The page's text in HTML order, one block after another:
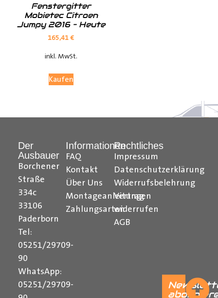
Kontaktieren Sie uns per E-Mail unter shop@der-
auch auf unserem YouTube Kanal einfach und
Ihr Team von Der Ausbauer
Fenstergitter
Mobietec Citroen
Jumpy 2016 – Heute
165,41€
inkl. MwSt.
Kaufen
Der
Ausbauer
Borchener
Straße
334c
33106
Paderborn
Tel:
05251/29709-
90
WhatsApp:
05251/29709-
Informationen
FAQ
Kontakt
Über Uns
Montageanleitungen
Zahlungsarten
Rechtliches
Impressum
Datenschutzerklärung
Widerrufsbelehrung
Vertrag
widerrufen
AGB